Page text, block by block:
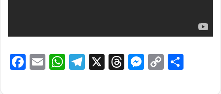
Facebook
EmailWhatsApp
Telegram
X ThreadsCopy